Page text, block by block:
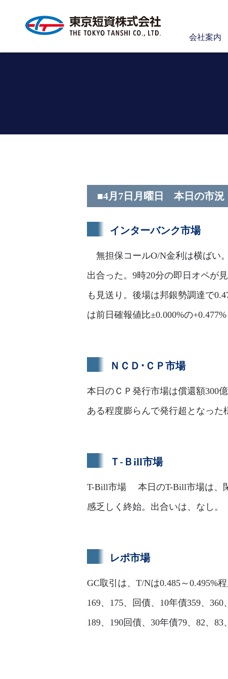
会社案内
■4月7日月曜日 本日の市況
インターバンク市場
無担保コールO/N金利は横ばい
出合った。9時20分の即日オペが
も見送り。後場は邦銀勢調達で
は前日確報値比±0.000%の
ＮＣＤ･ＣＰ市場
本日のＣＰ発行市場は償還額300
ある程度膨らんで発行超となった
Ｔ-Ｂill市場
T-Bill市場 本日のT-Bill市場は、
感乏しく終始。出合いは、なし。
レポ市場
GC取引は、T/Nは0.485～0.495%
169、175、回債、10年債359、360
189、190回債、30年債79、82、